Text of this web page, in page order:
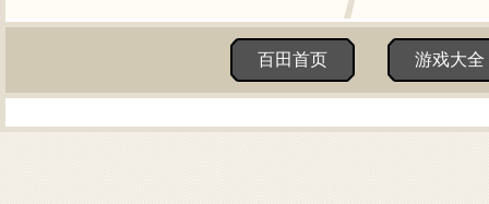
百田首页 游戏大全